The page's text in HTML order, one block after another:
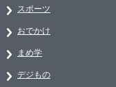
スポーツ
おでかけ
まめ学
デジもの